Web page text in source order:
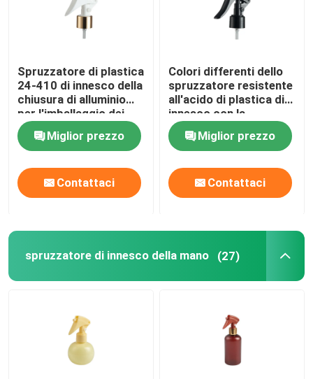
Spruzzatore di plastica
24-410 di innesco della
chiusura di alluminio
per l'imballaggio dei
cosmetici
Miglior prezzo
Contattaci
Colori differenti dello
spruzzatore resistente
all'acido di plastica di
innesco con la
serratura del bottone
Miglior prezzo
Contattaci
spruzzatore di innesco della mano (27)